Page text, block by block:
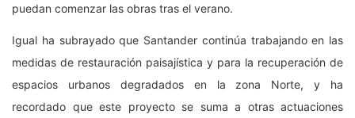
puedan comenzar las obras tras el verano.
Igual ha subrayado que Santander continúa trabajando en las
medidas de restauración paisajística y para la recuperación de
espacios urbanos degradados en la zona Norte, y ha
recordado que este proyecto se suma a otras actuaciones